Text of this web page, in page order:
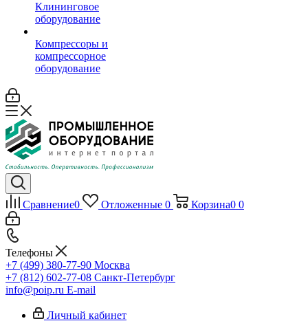
Клининговое
оборудование
Компрессоры и
компрессорное
оборудование
Сравнение0 Отложенные 0 Корзина0 0
Телефоны
+7 (499) 380-77-90 Москва
+7 (812) 602-77-08 Санкт-Петербург
info@poip.ru E-mail
Личный кабинет